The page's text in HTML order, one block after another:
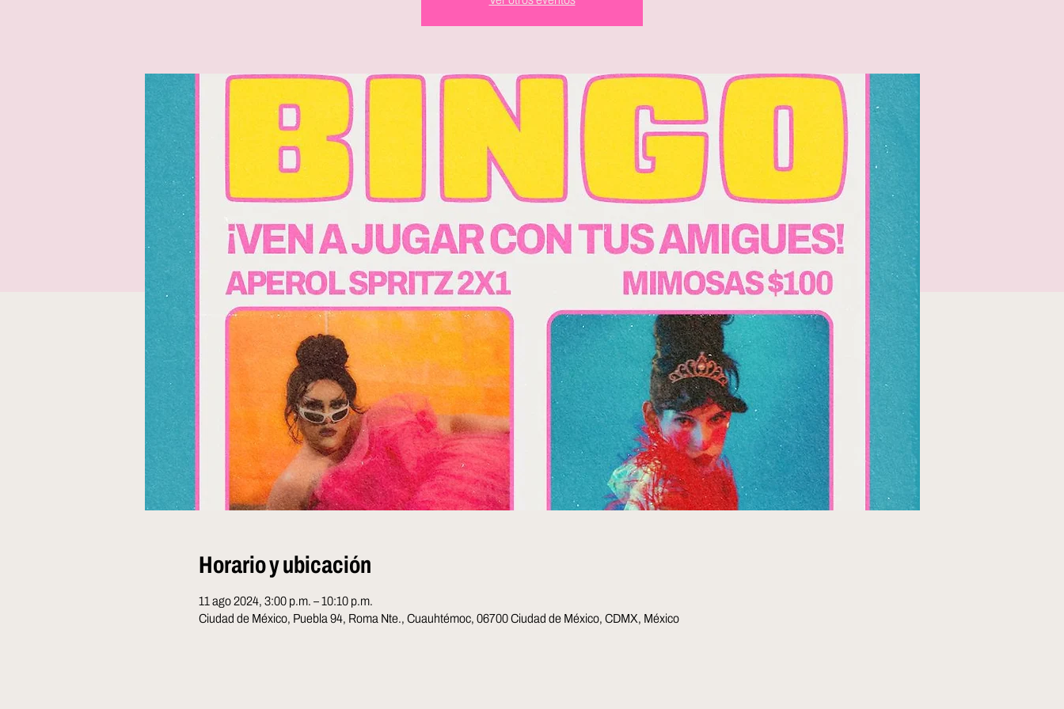
Horario y ubicación
11 ago 2024, 3:00 p.m. – 10:10 p.m.
Ciudad de México, Puebla 94, Roma Nte., Cuauhtémoc, 06700 Ciudad de México, CDMX, México